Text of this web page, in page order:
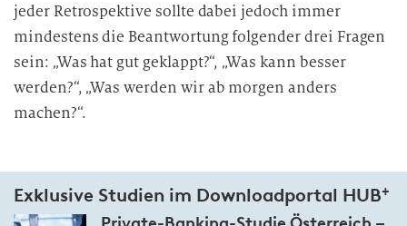
jeder Retrospektive sollte dabei jedoch immer
mindestens die Beantwortung folgender drei Fragen
sein: „Was hat gut geklappt?“, „Was kann besser
werden?“, „Was werden wir ab morgen anders
machen?“.
Exklusive Studien im Downloadportal HUB+